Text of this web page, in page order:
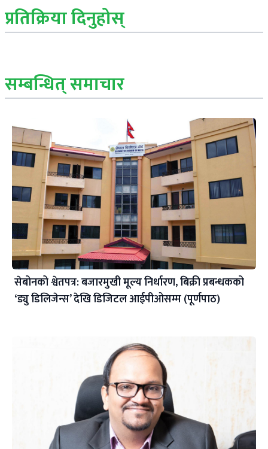
प्रतिक्रिया दिनुहोस्
सम्बन्धित् समाचार
सेबोनको श्वेतपत्र: बजारमुखी मूल्य निर्धारण, बिक्री प्रबन्धकको
‘ड्यु डिलिजेन्स’ देखि डिजिटल आईपीओसम्म (पूर्णपाठ)